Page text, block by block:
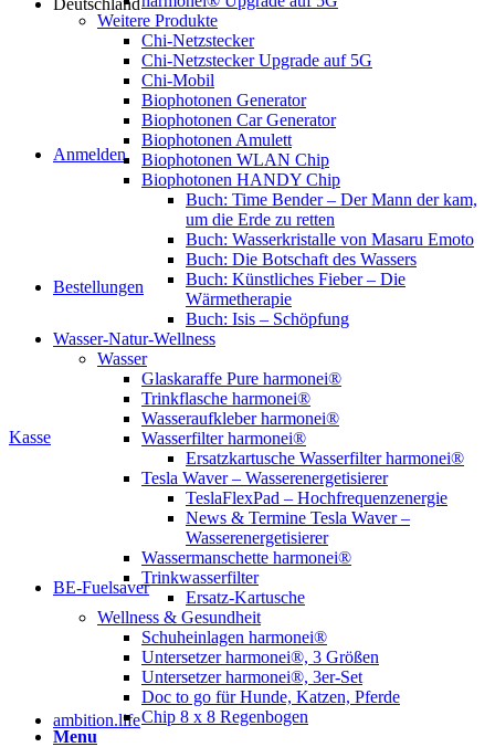
Deutschland
Anmelden
Bestellungen
Kasse
BE-Fuelsaver
ambition.life
Weitere Produkte
Chi-Netzstecker
Chi-Netzstecker Upgrade auf 5G
Chi-Mobil
Biophotonen Generator
Biophotonen Car Generator
Biophotonen Amulett
Biophotonen WLAN Chip
Biophotonen HANDY Chip
Buch: Time Bender – Der Mann der kam,
um die Erde zu retten
Buch: Wasserkristalle von Masaru Emoto
Buch: Die Botschaft des Wassers
Buch: Künstliches Fieber – Die
Wärmetherapie
Buch: Isis – Schöpfung
Wasser-Natur-Wellness
Wasser
Glaskaraffe Pure harmonei®
Trinkflasche harmonei®
Wasseraufkleber harmonei®
Wasserfilter harmonei®
Ersatzkartusche Wasserfilter harmonei®
Tesla Waver – Wasserenergetisierer
TeslaFlexPad – Hochfrequenzenergie
News & Termine Tesla Waver –
Wasserenergetisierer
Wassermanschette harmonei®
Trinkwasserfilter
Ersatz-Kartusche
Wellness & Gesundheit
Schuheinlagen harmonei®
Untersetzer harmonei®, 3 Größen
Untersetzer harmonei®, 3er-Set
Doc to go für Hunde, Katzen, Pferde
Chip 8 x 8 Regenbogen
Menu